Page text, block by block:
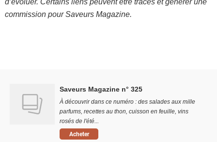
d’évoluer. Certains liens peuvent être tracés et générer une
commission pour Saveurs Magazine.
Saveurs Magazine n° 325
À découvrir dans ce numéro : des salades aux mille
parfums, recettes au thon, cuisson en feuille, vins
rosés de l'été...
Acheter